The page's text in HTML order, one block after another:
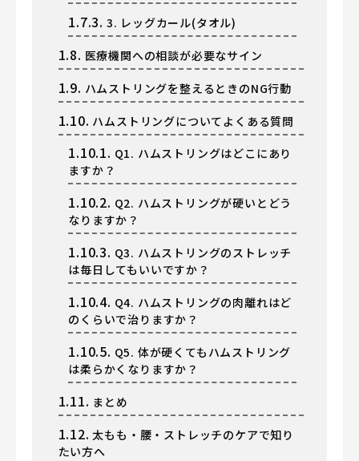
1.7.3. 3. レッグカール(タオル)
1.8. 医療機関への相談が必要なサイン
1.9. ハムストリングを整えるときのNG行動
1.10. ハムストリングについてよくある質問
1.10.1. Q1. ハムストリングはどこにあり
ますか？
1.10.2. Q2. ハムストリングが硬いとどう
なりますか？
1.10.3. Q3. ハムストリングのストレッチ
は毎日してもいいですか？
1.10.4. Q4. ハムストリングの肉離れはど
のくらいで治りますか？
1.10.5. Q5. 体が硬くてもハムストリング
は柔らかくなりますか？
1.11. まとめ
1.12. 太もも・腰・ストレッチのケアで知り
たい方へ